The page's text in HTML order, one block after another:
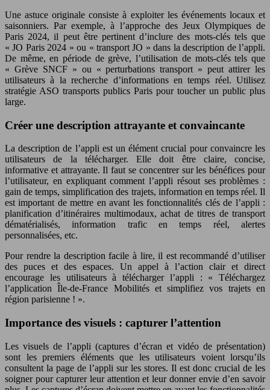
Une astuce originale consiste à exploiter les événements locaux et
saisonniers. Par exemple, à l’approche des Jeux Olympiques de
Paris 2024, il peut être pertinent d’inclure des mots-clés tels que
« JO Paris 2024 » ou « transport JO » dans la description de l’appli.
De même, en période de grève, l’utilisation de mots-clés tels que
« Grève SNCF » ou « perturbations transport » peut attirer les
utilisateurs à la recherche d’informations en temps réel. Utilisez
stratégie ASO transports publics Paris pour toucher un public plus
large.
Créer une description attrayante et convaincante
La description de l’appli est un élément crucial pour convaincre les
utilisateurs de la télécharger. Elle doit être claire, concise,
informative et attrayante. Il faut se concentrer sur les bénéfices pour
l’utilisateur, en expliquant comment l’appli résout ses problèmes :
gain de temps, simplification des trajets, information en temps réel. Il
est important de mettre en avant les fonctionnalités clés de l’appli :
planification d’itinéraires multimodaux, achat de titres de transport
dématérialisés, information trafic en temps réel, alertes
personnalisées, etc.
Pour rendre la description facile à lire, il est recommandé d’utiliser
des puces et des espaces. Un appel à l’action clair et direct
encourage les utilisateurs à télécharger l’appli : « Téléchargez
l’application Île-de-France Mobilités et simplifiez vos trajets en
région parisienne ! ».
Importance des visuels : capturer l’attention
Les visuels de l’appli (captures d’écran et vidéo de présentation)
sont les premiers éléments que les utilisateurs voient lorsqu’ils
consultent la page de l’appli sur les stores. Il est donc crucial de les
soigner pour capturer leur attention et leur donner envie d’en savoir